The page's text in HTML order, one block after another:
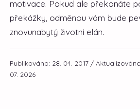
motivace. Pokud ale překonáte
překážky, odměnou vám bude
znovunabytý životní elán.
Publikováno: 28. 04. 2017 /
07. 2026